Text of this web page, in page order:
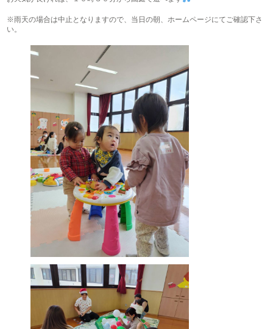
※雨天の場合は中止となりますので、当日の朝、ホームページにてご確認下さ
い。